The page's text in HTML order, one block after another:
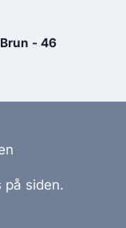
- 46
på siden.